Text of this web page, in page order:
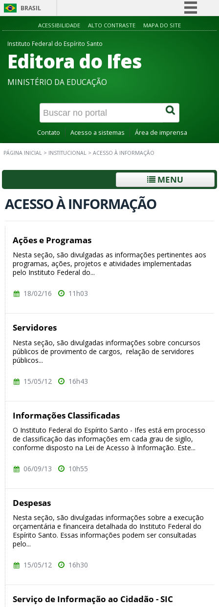
BRASIL
Simplifique!
Acesso à informação
Canais
ACESSIBILIDADE ALTO CONTRASTE MAPA DO SITE
Instituto Federal do Espírito Santo
Editora do Ifes
MINISTÉRIO DA EDUCAÇÃO
Contato Acesso a sistemas Área de imprensa
PÁGINA INICIAL > INSTITUCIONAL > ACESSO À INFORMAÇÃO
MENU
ACESSO À INFORMAÇÃO
Ações e Programas
Nesta seção, são divulgadas as informações pertinentes aos
programas, ações, projetos e atividades implementadas
pelo Instituto Federal do...
18/02/16 11h03
Servidores
Nesta seção, são divulgadas informações sobre concursos
públicos de provimento de cargos, relação de servidores
públicos...
15/05/12 16h43
Informações Classificadas
O Instituto Federal do Espírito Santo - Ifes está em processo
de classificação das informações em cada grau de sigilo,
conforme disposto na Lei de Acesso à Informação. Este...
06/09/13 10h55
Despesas
Nesta seção, são divulgadas informações sobre a execução
orçamentária e financeira detalhada do Instituto Federal do
Espírito Santo. Essas informações podem ser consultadas
pelo...
15/05/12 16h30
Serviço de Informação ao Cidadão - SIC